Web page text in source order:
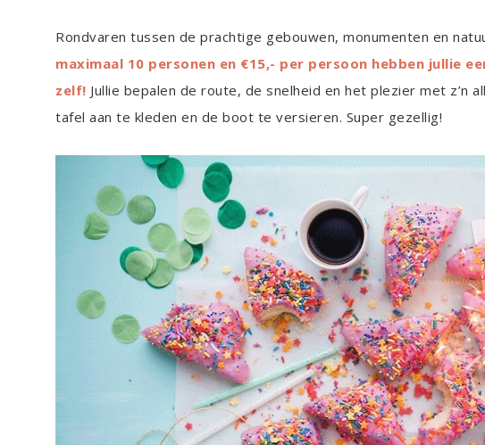
Rondvaren tussen de prachtige gebouwen, monumenten en
maximaal 10 personen en €15,- per persoon hebben jullie
zelf! Jullie bepalen de route, de snelheid en het plezier met z’n
tafel aan te kleden en de boot te versieren. Super gezellig!